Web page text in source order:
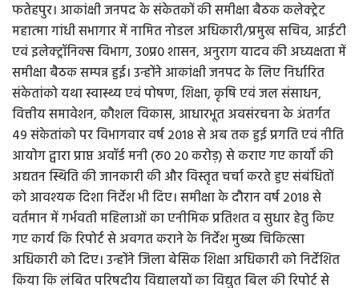
फतेहपुर। आकांक्षी जनपद के संकेतकों की समीक्षा बैठक कलेक्ट्रेट
महात्मा गांधी सभागार में नामित नोडल अधिकारी/प्रमुख सचिव, आईटी
एवं इलेक्ट्रॉनिक्स विभाग, उ0प्र0 शासन, अनुराग यादव की अध्यक्षता में
समीक्षा बैठक सम्पन्न हुई। उन्होंने आकांक्षी जनपद के लिए निर्धारित
संकेतांको यथा स्वास्थ्य एवं पोषण, शिक्षा, कृषि एवं जल संसाधन,
वित्तीय समावेशन, कौशल विकास, आधारभूत अवसंरचना के अंतर्गत
49 संकेतांको पर विभागवार वर्ष 2018 से अब तक हुई प्रगति एवं नीति
आयोग द्वारा प्राप्त अवॉर्ड मनी (रु0 20 करोड़) से कराए गए कार्यों की
अद्यतन स्थिति की जानकारी की और विस्तृत चर्चा करते हुए संबंधितों
को आवश्यक दिशा निर्देश भी दिए। समीक्षा के दौरान वर्ष 2018 से
वर्तमान में गर्भवती महिलाओं का एनीमिक प्रतिशत व सुधार हेतु किए
गए कार्य कि रिपोर्ट से अवगत कराने के निर्देश मुख्य चिकित्सा
अधिकारी को दिए। उन्होंने जिला बेसिक शिक्षा अधिकारी को निर्देशित
किया कि लंबित परिषदीय विद्यालयों का विद्युत बिल की रिपोर्ट से